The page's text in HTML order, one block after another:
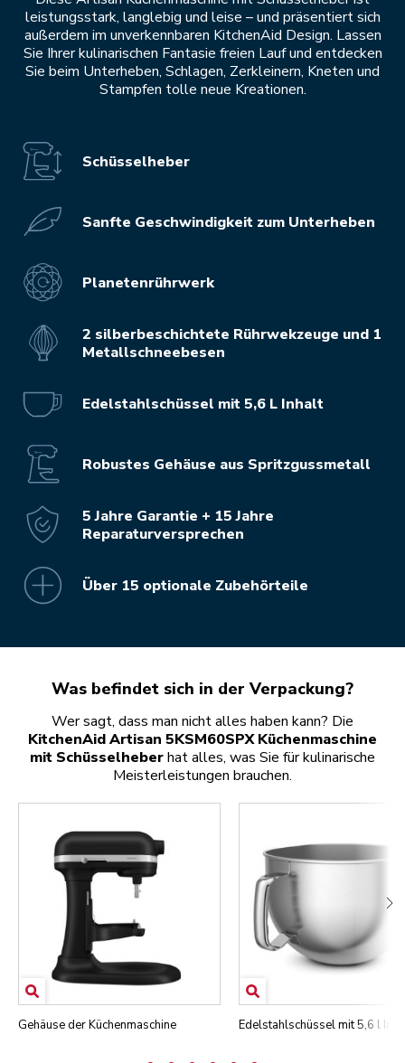
leistungsstark, langlebig und leise – und präsentiert sich
außerdem im unverkennbaren KitchenAid Design. Lassen
Sie Ihrer kulinarischen Fantasie freien Lauf und entdecken
Sie beim Unterheben, Schlagen, Zerkleinern, Kneten und
Stampfen tolle neue Kreationen.
Schüsselheber
Sanfte Geschwindigkeit zum Unterheben
Planetenrührwerk
2 silberbeschichtete Rührwekzeuge und 1
Metallschneebesen
Edelstahlschüssel mit 5,6 L Inhalt
Robustes Gehäuse aus Spritzgussmetall
5 Jahre Garantie + 15 Jahre
Reparaturversprechen
Über 15 optionale Zubehörteile
Was befindet sich in der Verpackung?
Wer sagt, dass man nicht alles haben kann? Die
KitchenAid Artisan 5KSM60SPX Küchenmaschine
mit Schüsselheberhat alles, was Sie für kulinarische
Meisterleistungen brauchen.
Gehäuse der Küchenmaschine Edelstahlschüssel mit 5,6 l